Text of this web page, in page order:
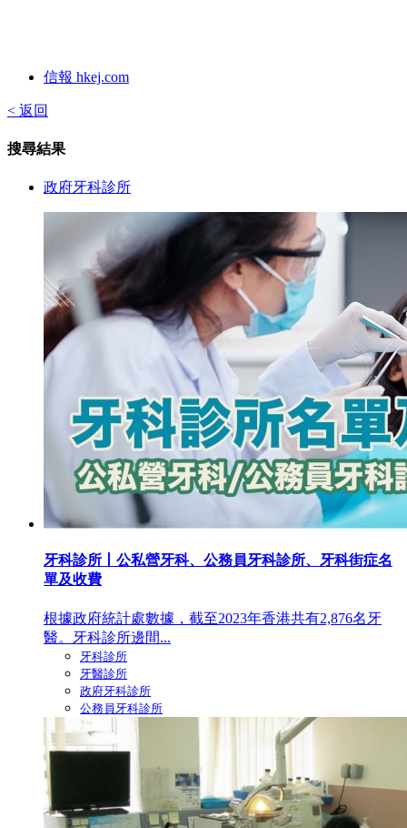
信報 hkej.com
< 返回
搜尋結果
政府牙科診所
牙科診所丨公私營牙科、公務員牙科診所、牙科街症名
單及收費
根據政府統計處數據，截至2023年香港共有2,876名牙
醫。牙科診所邊間...
牙科診所
牙醫診所
政府牙科診所
公務員牙科診所